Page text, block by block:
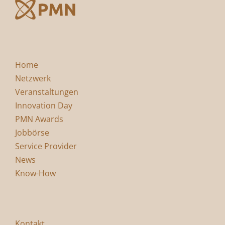
Home
Netzwerk
Veranstaltungen
Innovation Day
PMN Awards
Jobbörse
Service Provider
News
Know-How